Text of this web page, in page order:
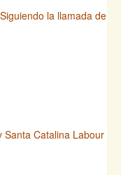
la llamada de
Santa Catalina Labour